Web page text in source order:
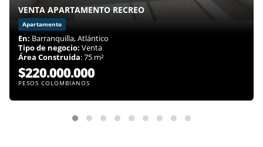
VENTA APARTAMENTO RECREO
Apartamento
En: Barranquilla, Atlántico
Tipo de negocio: Venta
Área Construida: 75 m²
$220.000.000
PESOS COLOMBIANOS